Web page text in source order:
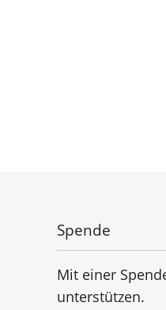
Spende
Mit einer
unterstützen.